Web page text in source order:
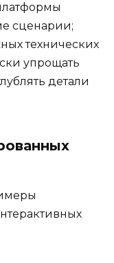
сценарии;
технических
упрощать
детали